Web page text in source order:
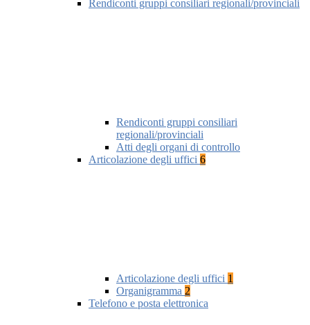
Rendiconti gruppi consiliari regionali/provinciali
Rendiconti gruppi consiliari
regionali/provinciali
Atti degli organi di controllo
Articolazione degli uffici 6
Articolazione degli uffici 1
Organigramma 2
Telefono e posta elettronica